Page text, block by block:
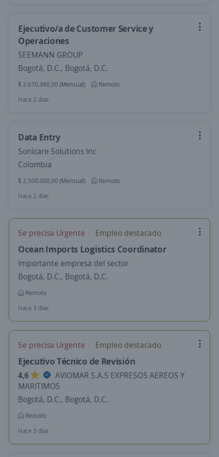
Ejecutivo/a de Customer Service y
Operaciones
SEEMANN GROUP
Bogotá, D.C., Bogotá, D.C.
$ 2.670.360,00 (Mensual)
Remoto
Hace 2 días
Data Entry
Sonicare Solutions Inc
Colombia
$ 2.500.000,00 (Mensual)
Remoto
Hace 2 días
Se precisa Urgente Empleo destacado
Ocean Imports Logistics Coordinator
Importante empresa del sector
Bogotá, D.C., Bogotá, D.C.
Remoto
Hace 3 días
Se precisa Urgente Empleo destacado
Ejecutivo Técnico de Revisión
4,6
AVIOMAR S.A.S EXPRESOS AEREOS Y
MARITIMOS
Bogotá, D.C., Bogotá, D.C.
Remoto
Hace 3 días